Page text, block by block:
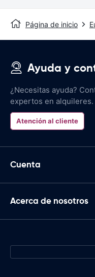
Página de inicio
Ayuda y
¿Necesitas ayuda?
expertos en alquileres.
Atención al cliente
Cuenta
Acerca de nosotros